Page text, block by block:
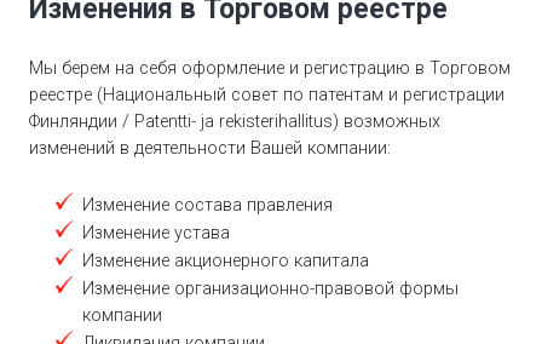
Изменения в Торговом реестре
Мы берем на себя оформление и регистрацию в Торговом
реестре (Национальный совет по патентам и регистрации
Финляндии / Patentti- ja rekisterihallitus) возможных
изменений в деятельности Вашей компании:
Изменение состава правления
Изменение устава
Изменение акционерного капитала
Изменение организационно-правовой формы
компании